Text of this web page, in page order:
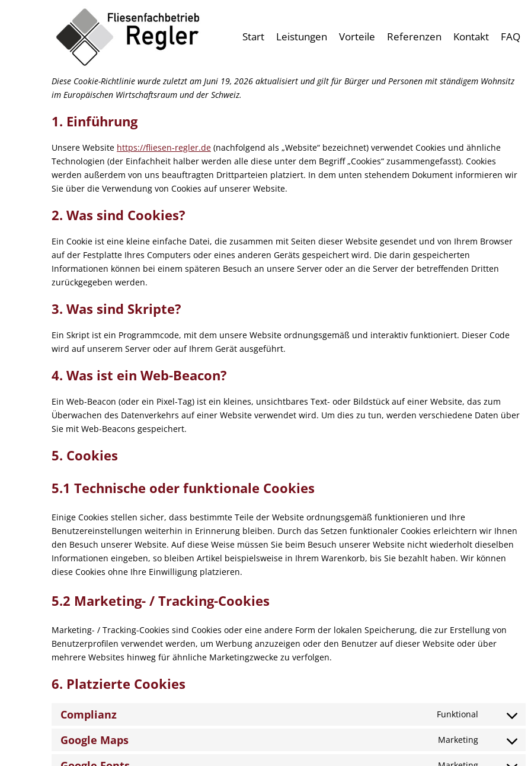
Start Leistungen Vorteile Referenzen Kontakt FAQ
Diese Cookie-Richtlinie wurde zuletzt am Juni 19, 2026 aktualisiert und gilt für Bürger und Personen mit ständigem Wohnsitz
im Europäischen Wirtschaftsraum und der Schweiz.
1. Einführung
Unsere Website https://fliesen-regler.de (nachfolgend als „Website“ bezeichnet) verwendet Cookies und ähnliche
Technologien (der Einfachheit halber werden alle diese unter dem Begriff „Cookies“ zusammengefasst). Cookies
werden außerdem von uns beauftragten Drittparteien platziert. In dem unten stehendem Dokument informieren wir
Sie über die Verwendung von Cookies auf unserer Website.
2. Was sind Cookies?
Ein Cookie ist eine kleine einfache Datei, die zusammen mit Seiten dieser Website gesendet und von Ihrem Browser
auf der Festplatte Ihres Computers oder eines anderen Geräts gespeichert wird. Die darin gespeicherten
Informationen können bei einem späteren Besuch an unsere Server oder an die Server der betreffenden Dritten
zurückgegeben werden.
3. Was sind Skripte?
Ein Skript ist ein Programmcode, mit dem unsere Website ordnungsgemäß und interaktiv funktioniert. Dieser Code
wird auf unserem Server oder auf Ihrem Gerät ausgeführt.
4. Was ist ein Web-Beacon?
Ein Web-Beacon (oder ein Pixel-Tag) ist ein kleines, unsichtbares Text- oder Bildstück auf einer Website, das zum
Überwachen des Datenverkehrs auf einer Website verwendet wird. Um dies zu tun, werden verschiedene Daten über
Sie mit Web-Beacons gespeichert.
5. Cookies
5.1 Technische oder funktionale Cookies
Einige Cookies stellen sicher, dass bestimmte Teile der Website ordnungsgemäß funktionieren und Ihre
Benutzereinstellungen weiterhin in Erinnerung bleiben. Durch das Setzen funktionaler Cookies erleichtern wir Ihnen
den Besuch unserer Website. Auf diese Weise müssen Sie beim Besuch unserer Website nicht wiederholt dieselben
Informationen eingeben, so bleiben Artikel beispielsweise in Ihrem Warenkorb, bis Sie bezahlt haben. Wir können
diese Cookies ohne Ihre Einwilligung platzieren.
5.2 Marketing- / Tracking-Cookies
Marketing- / Tracking-Cookies sind Cookies oder eine andere Form der lokalen Speicherung, die zur Erstellung von
Benutzerprofilen verwendet werden, um Werbung anzuzeigen oder den Benutzer auf dieser Website oder über
mehrere Websites hinweg für ähnliche Marketingzwecke zu verfolgen.
6. Platzierte Cookies
Complianz Funktional
Consent
service
complianz
Google Maps Marketing
Consent